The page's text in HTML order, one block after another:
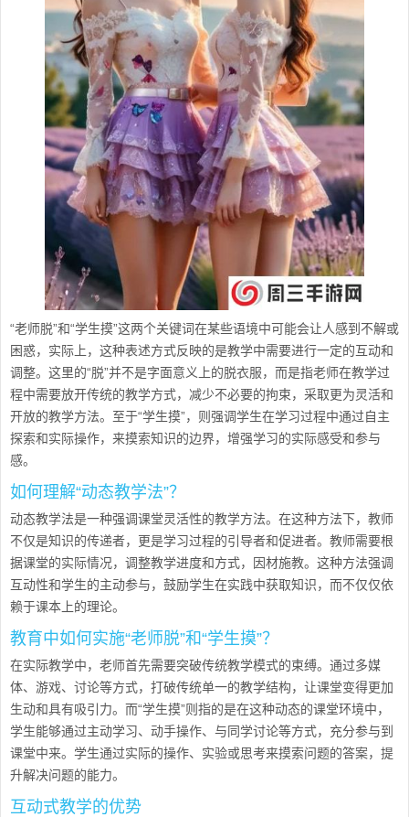
“老师脱”和“学生摸”这两个关键词在某些语境中可能会让人感到不解或
困惑，实际上，这种表述方式反映的是教学中需要进行一定的互动和
调整。这里的“脱”并不是字面意义上的脱衣服，而是指老师在教学过
程中需要放开传统的教学方式，减少不必要的拘束，采取更为灵活和
开放的教学方法。至于“学生摸”，则强调学生在学习过程中通过自主
探索和实际操作，来摸索知识的边界，增强学习的实际感受和参与
感。
如何理解“动态教学法”？
动态教学法是一种强调课堂灵活性的教学方法。在这种方法下，教师
不仅是知识的传递者，更是学习过程的引导者和促进者。教师需要根
据课堂的实际情况，调整教学进度和方式，因材施教。这种方法强调
互动性和学生的主动参与，鼓励学生在实践中获取知识，而不仅仅依
赖于课本上的理论。
教育中如何实施“老师脱”和“学生摸”？
在实际教学中，老师首先需要突破传统教学模式的束缚。通过多媒
体、游戏、讨论等方式，打破传统单一的教学结构，让课堂变得更加
生动和具有吸引力。而“学生摸”则指的是在这种动态的课堂环境中，
学生能够通过主动学习、动手操作、与同学讨论等方式，充分参与到
课堂中来。学生通过实际的操作、实验或思考来摸索问题的答案，提
升解决问题的能力。
互动式教学的优势